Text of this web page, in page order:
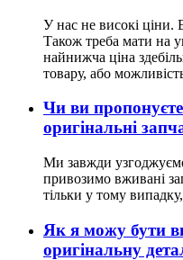
У нас не високі ціни.
Також треба мати на
найнижча ціна
товару, або
Чи ви
оригінальні
Ми завжди
привозимо вживані
тільки у тому
Як я можу бути
оригінальну